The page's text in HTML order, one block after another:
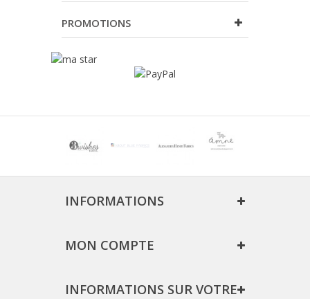
PROMOTIONS
INFORMATIONS
MON COMPTE
INFORMATIONS SUR VOTRE